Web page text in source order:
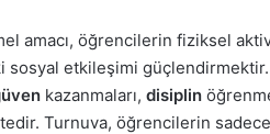
amacı, öğrencilerin fiziksel
etkileşimi
kazanmaları, disiplin
Turnuva, öğrencilerin sadece